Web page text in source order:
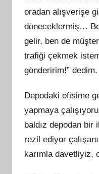
oradan alışverişe
döneceklermiş…
gelir, ben de
trafiği çekmek
gönderirim!” dedim.
Depodaki ofisime
yapmaya
baldız depodan bir
rezil ediyor
karımla davetliyiz,